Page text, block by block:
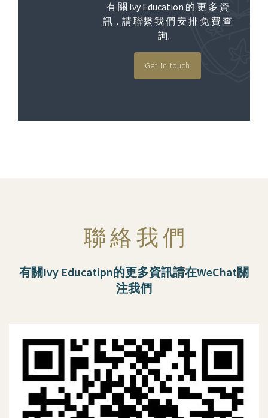
有 關 Ivy Education 的 更 多 資
訊，請 聯繫 我 們 安 排 免 費 查
詢。
Get in touch
聯 絡 我 們
有關Ivy Educatipn的更多資訊請在WeChat關
注我們